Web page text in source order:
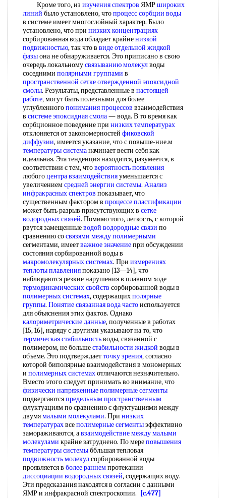
Кроме того, из изучения спектров ЯМРшироких
линий было установлено, чтопроцесс сорбции воды
в системе имеет многослойный характер. Было
установлено, что при низких концентрациях
сорбированная вода обладает крайненизкой
подвижностью, так что в виде отдельной жидкой
фазыона не обнаруживается. Это приписано в свою
очередь локальномусвязыванию молекулводы
соседними полярными группами в
пространственной сеткеотвержденной эпоксидной
смолы. Результаты, представленные в настоящей
работе, могут быть полезными для более
углубленногопонимания процессов взаимодействия
в системе эпоксидная смола— вода. В то время как
сорбционное поведение при низких температурах
отклоняется от закономерностей фиковской
диффузии, имеется указание, что с повыше-ние.м
температуры системаначинает вести себя как
идеальная. Эта тенденция находится, разумеется, в
соответствии с тем, чтовероятность появления
любогоцентра взаимодействияуменьшается с
увеличениемсредней энергии системы. Анализ
инфракрасных спектров показывает, что
существенным фактором в процессе пластификации
может быть разрыв присутствующих в сетке
водородных связей. Помимо того, легкость, с которой
рвутся замещенныеводой водородные связи по
сравнению сосвязями между полимерными
сегментами, имеетважное значениепри обсуждении
состояния сорбированной воды в
макромолекулярных системах. При измерениях
теплоты плавленияпоказано [13—14], что
наблюдаются резкие нарушения в плавном ходе
термодинамических свойств сорбированной воды в
полимерных системах, содержащихполярные
группы. Понятие связаннаявода частоиспользуется
для объяснения этих фактов. Однако
калориметрические данные, полученные в работах
[15, 16], наряду с другими указывают на то, что
термическая стабильностьводы, связанной с
полимером, не большестабильности жидкой воды в
объеме. Это подтверждаетточку зрения, согласно
которой биполярные взаимодействия в мономерных
и полимерных системахотличаются незначительно.
Вместо этого следует принимать во внимание, что
физически напряженныеполимерные сегменты
подвергаютсяпредельным пространственным
флуктуациям по сравнению с флуктуациями между
двумямалыми молекулами. При низких
температурахвсеполимерные сегментыэффективно
замораживаются, авзаимодействие междумалыми
молекулами крайне затруднено. По мереповышения
температуры системыббльшая тепловая
подвижность молекулсорбированной воды
проявляется в более раннемпротекании
диссоциации водородных связей, содержащих воду.
Эти предсказания находятся в согласии с данными
ЯМР и инфракрасной спектроскопии.
[c.477]